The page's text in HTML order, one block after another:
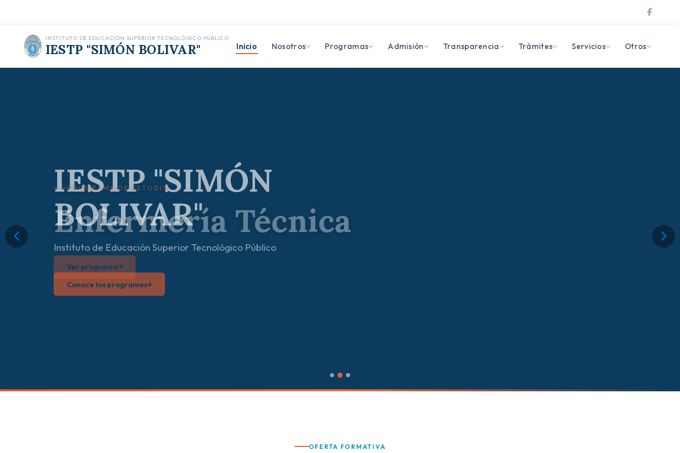
INSTITUTO DE EDUCACIÓN SUPERIOR TECNOLÓGICO PÚBLICO
IESTP "SIMÓN BOLIVAR" Inicio Nosotros Programas Admisión Transparencia Trámites Servicios Otros
Conoce los programas
PROGRAMA DE ESTUDIO
Enfermería Técnica
Ver programa
OFERTA FORMATIVA